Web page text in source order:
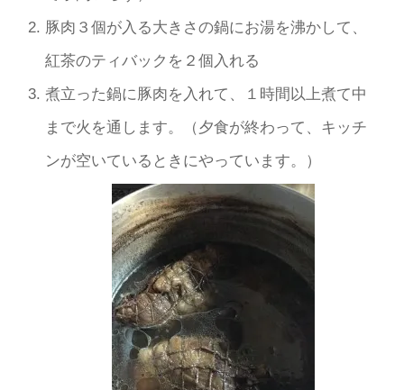
豚肉３個が入る大きさの鍋にお湯を沸かして、
紅茶のティバックを２個入れる
煮立った鍋に豚肉を入れて、１時間以上煮て中
まで火を通します。（夕食が終わって、キッチ
ンが空いているときにやっています。）